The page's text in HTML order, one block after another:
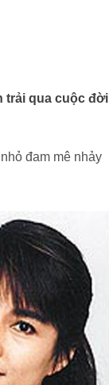
trải qua cuộc đời
đam mê nhảy